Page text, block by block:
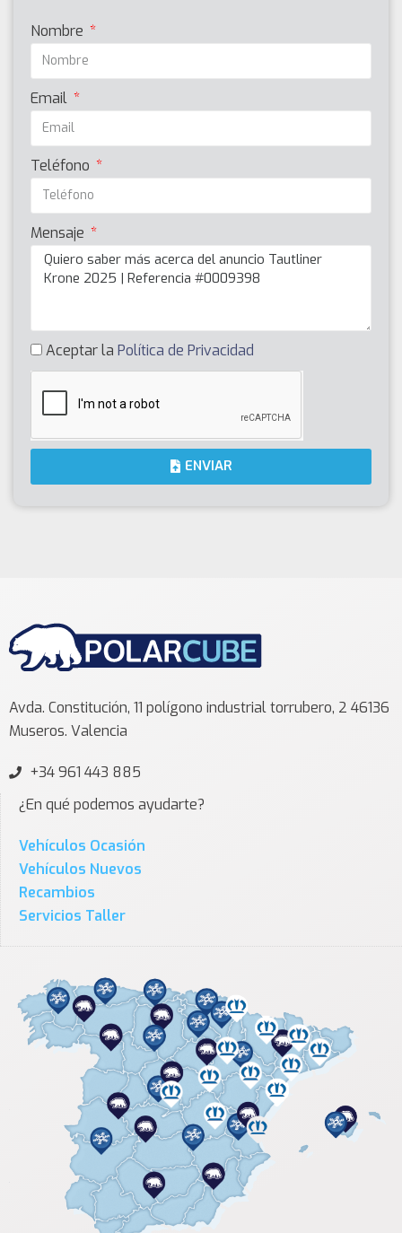
Nombre
Email
Teléfono
Mensaje
Aceptar la Política de Privacidad
ENVIAR
Avda. Constitución, 11 polígono industrial torrubero, 2 46136
Museros. Valencia
+34 961 443 885
¿En qué podemos ayudarte?
Vehículos Ocasión
Vehículos Nuevos
Recambios
Servicios Taller